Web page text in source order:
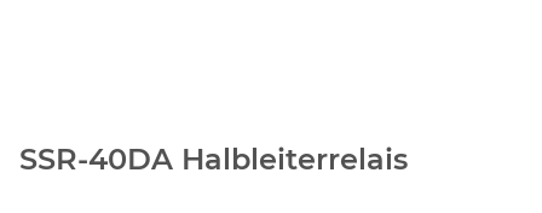
SSR-40DA Halbleiterrelais